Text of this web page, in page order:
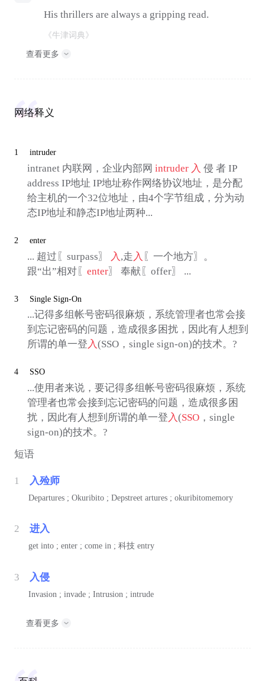
His thrillers are always a gripping read.
《牛津词典》
查看更多
网络释义
1 intruder
intranet 内联网，企业内部网 intruder 入 侵 者 IP
address IP地址 IP地址称作网络协议地址，是分配
给主机的一个32位地址，由4个字节组成，分为动
态IP地址和静态IP地址两种...
2 enter
... 超过〖surpass〗 入 ,走 入 〖一个地方〗。
跟“出”相对〖 enter〗 奉献〖offer〗 ...
3 Single Sign-On
...记得多组帐号密码很麻烦，系统管理者也常会接
到忘记密码的问题，造成很多困扰，因此有人想到
所谓的单一登入(SSO，single sign-on)的技术。?
4 SSO
...使用者来说，要记得多组帐号密码很麻烦，系统
管理者也常会接到忘记密码的问题，造成很多困
扰，因此有人想到所谓的单一登入(SSO，single
sign-on)的技术。?
短语
1 入殓师
Departures ; Okuribito ; Depstreet artures ; okuribitomemory
2 进入
get into ; enter ; come in ; 科技 entry
3 入侵
Invasion ; invade ; Intrusion ; intrude
查看更多